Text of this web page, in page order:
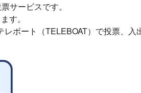
サービスです。
す。
ボート（TELEBOAT）で投票、